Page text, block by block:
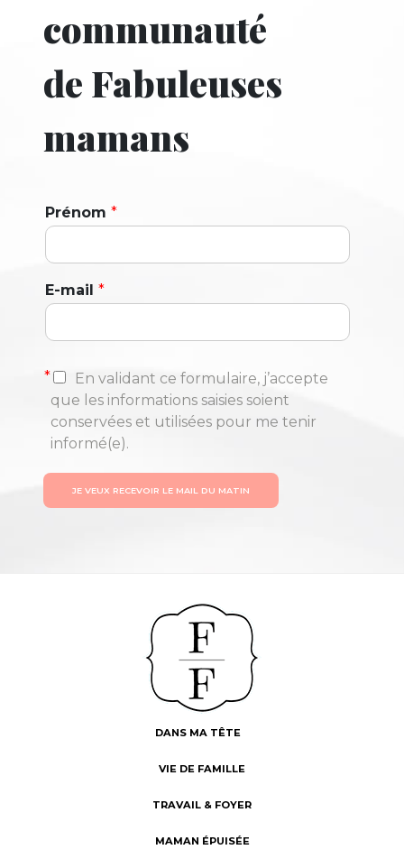
communauté
de Fabuleuses
mamans
Prénom *
E-mail *
*
En validant ce formulaire, j’accepte
que les informations saisies soient
conservées et utilisées pour me tenir
informé(e).
JE VEUX RECEVOIR LE MAIL DU MATIN
DANS MA TÊTE
VIE DE FAMILLE
TRAVAIL & FOYER
MAMAN ÉPUISÉE